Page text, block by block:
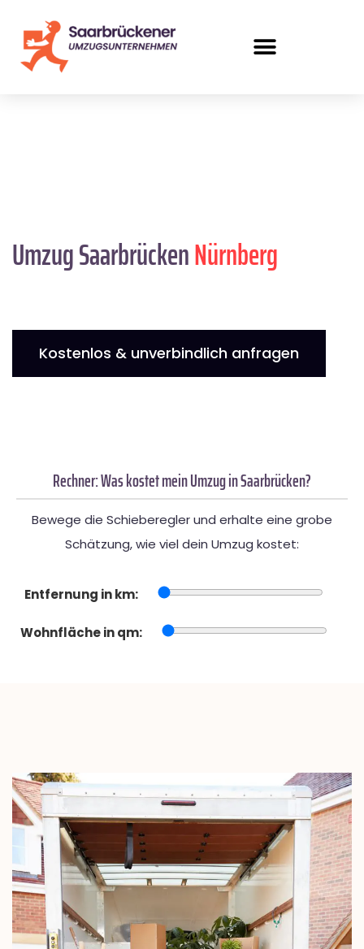
Umzug SaarbrückenNürnberg
Kostenlos & unverbindlich anfragen
Rechner: Was kostet mein Umzug in Saarbrücken?
Bewege die Schieberegler und erhalte eine grobe
Schätzung, wie viel dein Umzug kostet:
Entfernung in km:
Wohnfläche in qm: